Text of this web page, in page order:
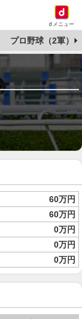
dメニュー
プロ野球（2軍）
60万円
60万円
0万円
0万円
0万円